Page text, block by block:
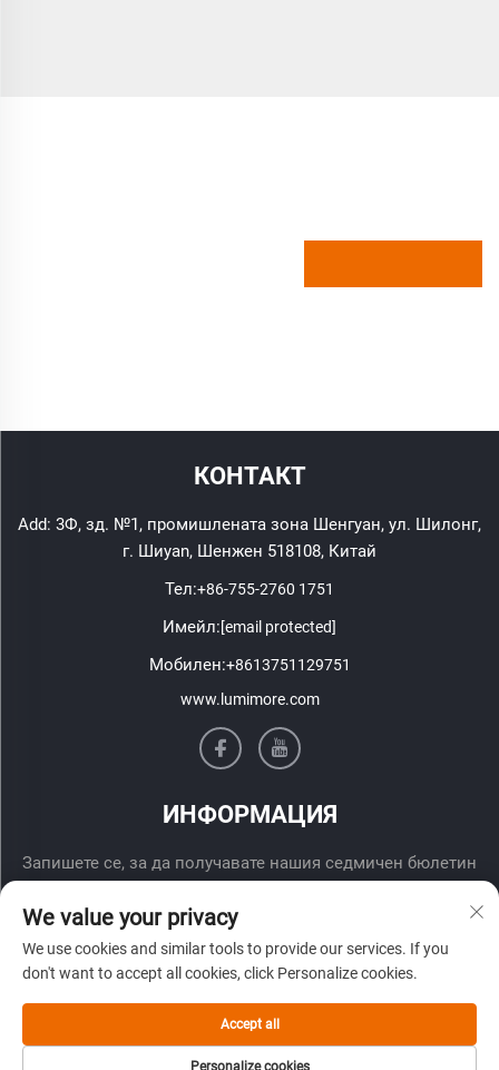
КОНТАКТ
Add: 3Ф, зд. №1, промишлената зона Шенгуан, ул. Шилонг,
г. Шиyan, Шенжен 518108, Китай
Тел:+86-755-2760 1751
Имейл:[email protected]
Мобилен:+8613751129751
www.lumimore.com
ИНФОРМАЦИЯ
Запишете се, за да получавате нашия седмичен бюлетин
Изпрати
We value your privacy
We use cookies and similar tools to provide our services. If you
don't want to accept all cookies, click Personalize cookies.
Personalize cookies
Accept all